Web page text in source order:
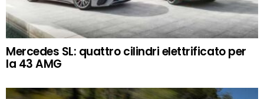
Mercedes SL: quattro cilindri elettrificato per
la 43 AMG